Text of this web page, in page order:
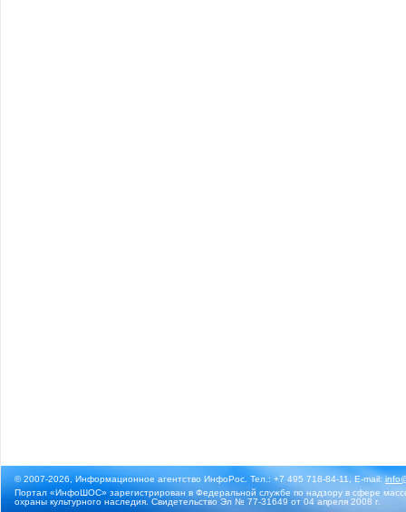
© 2007-2026, Информационное агентство ИнфоРос. Тел.: +7 495 718-84-11, E-mail:
Портал «ИнфоШОС» зарегистрирован в Федеральной службе по надзору в сфере
охраны культурного наследия. Свидетельство Эл № 77-31649 от 04 апреля 2008 г.